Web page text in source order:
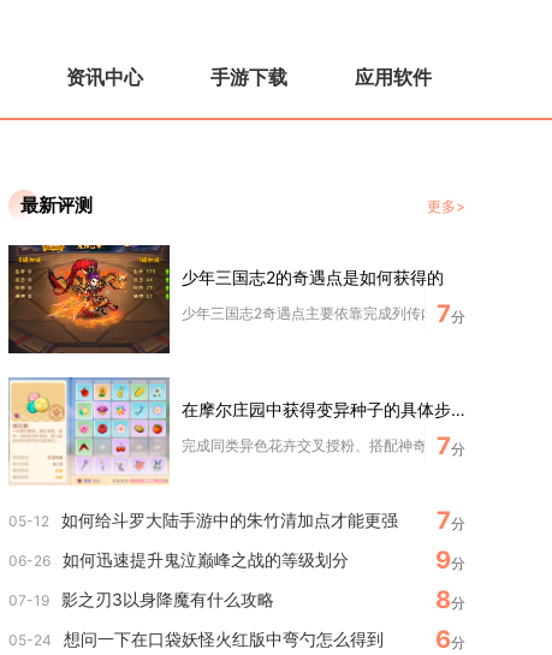
资讯中心 手游下载 应用软件
最新评测 更多>
少年三国志2的奇遇点是如何获得的
少年三国志2奇遇点主要依靠完成列传内奇遇任务、日常
7分
在摩尔庄园中获得变异种子的具体步骤
完成同类异色花卉交叉授粉、搭配神奇配方培育成熟作物
7分
05-12 如何给斗罗大陆手游中的朱竹清加点才能更强 7分
06-26 如何迅速提升鬼泣巅峰之战的等级划分 9分
07-19 影之刃3以身降魔有什么攻略 8分
05-24 想问一下在口袋妖怪火红版中弯勺怎么得到 6分